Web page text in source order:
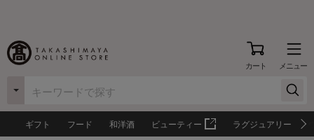
カート メニュー
ギフト フード 和洋酒 ビューティー ラグジュアリー